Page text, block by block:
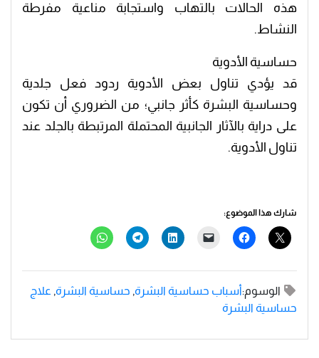
هذه الحالات بالتهاب واستجابة مناعية مفرطة
النشاط.
حساسية الأدوية
قد يؤدي تناول بعض الأدوية ردود فعل جلدية
وحساسية البشرة كأثر جانبي؛ من الضروري أن تكون
على دراية بالآثار الجانبية المحتملة المرتبطة بالجلد عند
تناول الأدوية.
شارك هذا الموضوع:
الوسوم:أسباب حساسية البشرة, حساسية البشرة, علاج
حساسية البشرة